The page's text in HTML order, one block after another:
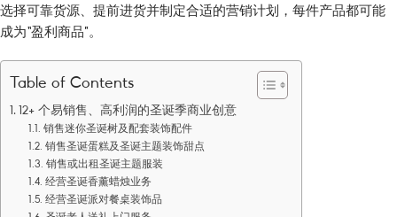
选择可靠货源、提前进货并制定合适的营销计划，每件产品都可能
成为“盈利商品”。
Table of Contents
12+ 个易销售、高利润的圣诞季商业创意
销售迷你圣诞树及配套装饰配件
销售圣诞蛋糕及圣诞主题装饰甜点
销售或出租圣诞主题服装
经营圣诞香薰蜡烛业务
经营圣诞派对餐桌装饰品